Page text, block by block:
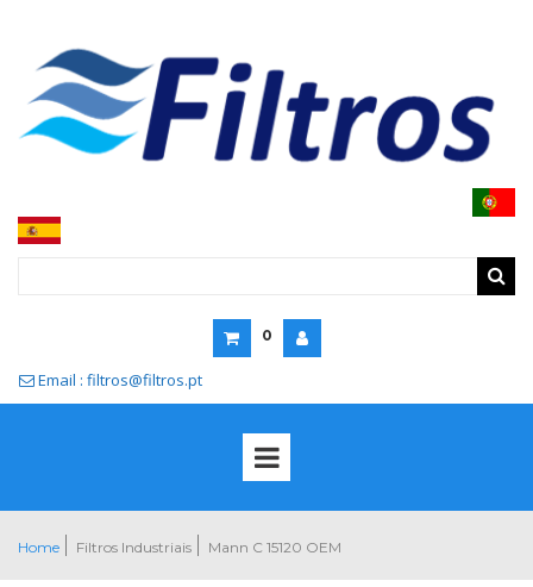
0
 Email : filtros@filtros.pt
Home Filtros Industriais Mann C 15120 OEM